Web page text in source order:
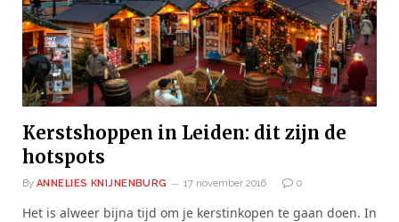
Kerstshoppen in Leiden: dit zijn de
hotspots
By ANNELIES KNIJNENBURG 17 november 2016 0
Het is alweer bijna tijd om je kerstinkopen te gaan doen. In